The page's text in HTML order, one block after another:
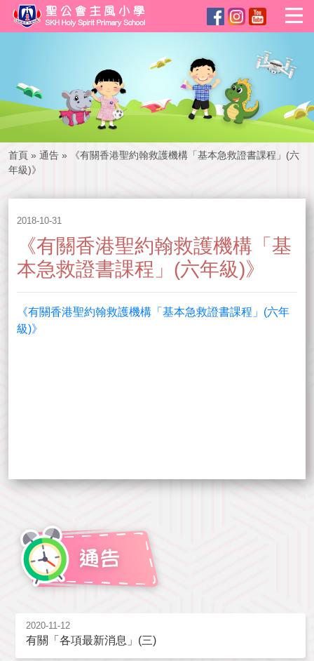
首頁 » 通告 »
《有關香港聖約翰救護機構「基本急救證書課程」(六
年級)》
2018-10-31
《有關香港聖約翰救護機構「基
本急救證書課程」(六年級)》
《有關香港聖約翰救護機構「基本急救證書課程」(六年
級)》
2020-11-12
有關「各項最新消息」(三)